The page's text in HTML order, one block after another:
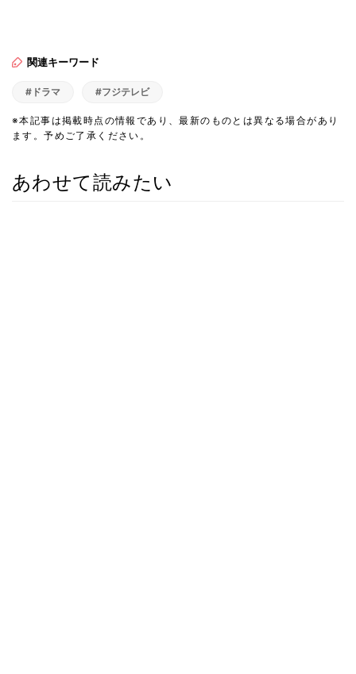
関連キーワード
#ドラマ #フジテレビ
※本記事は掲載時点の情報であり、最新のものとは異なる場合があり
ます。予めご了承ください。
あわせて読みたい